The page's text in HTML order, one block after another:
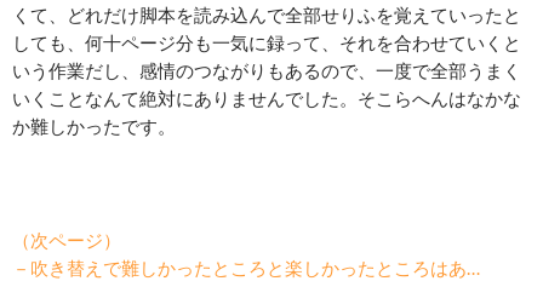
くて、どれだけ脚本を読み込んで全部せりふを覚えていったと
しても、何十ページ分も一気に録って、それを合わせていくと
いう作業だし、感情のつながりもあるので、一度で全部うまく
いくことなんて絶対にありませんでした。そこらへんはなかな
か難しかったです。
（次ページ）
－吹き替えで難しかったところと楽しかったところはあ…